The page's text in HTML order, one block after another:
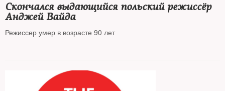
Скончался выдающийся польский режиссёр
Анджей Вайда
Режиссер умер в возрасте 90 лет